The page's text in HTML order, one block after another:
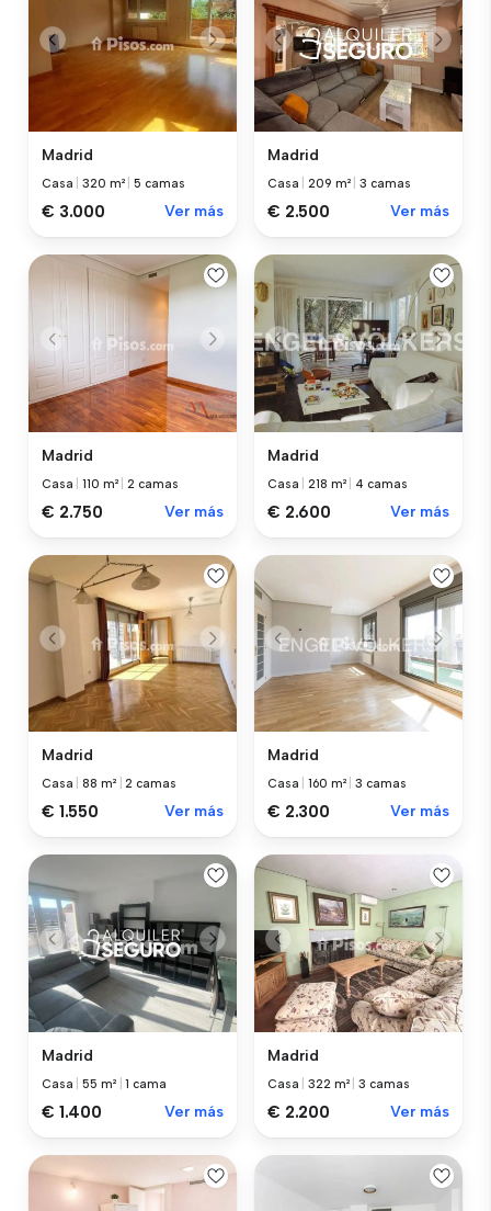
Madrid
Casa |320 m² |5 camas
€ 3.000 Ver más
Madrid
Casa |209 m² |3 camas
€ 2.500 Ver más
Madrid
Casa |110 m² |2 camas
€ 2.750 Ver más
Madrid
Casa |218 m² 4 camas
€ 2.600 Ver más
Madrid
Casa |88 m² |2 camas
€ 1.550 Ver más
Madrid
Casa |160 m² |3 camas
€ 2.300 Ver más
Madrid
Casa |55 m² |1 cama
€ 1.400 Ver más
Madrid
Casa |322 m² |3 camas
€ 2.200 Ver más